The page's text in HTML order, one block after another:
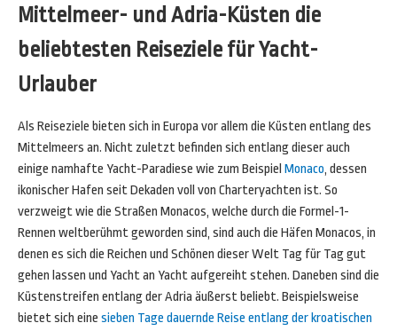
Mittelmeer- und Adria-Küsten die
beliebtesten Reiseziele für Yacht-
Urlauber
Als Reiseziele bieten sich in Europa vor allem die Küsten entlang des
Mittelmeers an. Nicht zuletzt befinden sich entlang dieser auch
einige namhafte Yacht-Paradiese wie zum Beispiel Monaco, dessen
ikonischer Hafen seit Dekaden voll von Charteryachten ist. So
verzweigt wie die Straßen Monacos, welche durch die Formel-1-
Rennen weltberühmt geworden sind, sind auch die Häfen Monacos, in
denen es sich die Reichen und Schönen dieser Welt Tag für Tag gut
gehen lassen und Yacht an Yacht aufgereiht stehen. Daneben sind die
Küstenstreifen entlang der Adria äußerst beliebt. Beispielsweise
bietet sich eine sieben Tage dauernde Reise entlang der kroatischen